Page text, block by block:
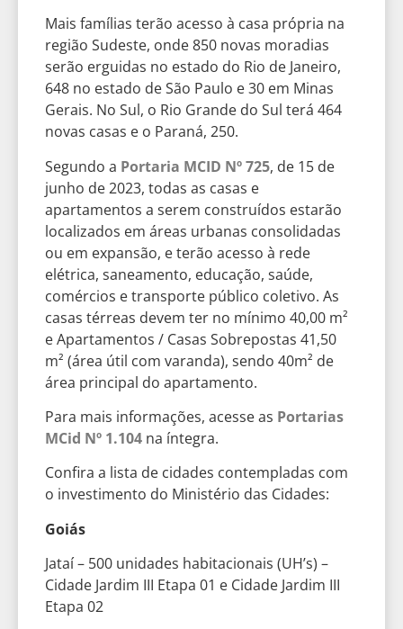
Mais famílias terão acesso à casa própria na
região Sudeste, onde 850 novas moradias
serão erguidas no estado do Rio de Janeiro,
648 no estado de São Paulo e 30 em Minas
Gerais. No Sul, o Rio Grande do Sul terá 464
novas casas e o Paraná, 250.
Segundo a Portaria MCID Nº 725, de 15 de
junho de 2023, todas as casas e
apartamentos a serem construídos estarão
localizados em áreas urbanas consolidadas
ou em expansão, e terão acesso à rede
elétrica, saneamento, educação, saúde,
comércios e transporte público coletivo. As
casas térreas devem ter no mínimo 40,00 m²
e Apartamentos / Casas Sobrepostas 41,50
m² (área útil com varanda), sendo 40m² de
área principal do apartamento.
Para mais informações, acesse as Portarias
MCid Nº 1.104 na íntegra.
Confira a lista de cidades contempladas com
o investimento do Ministério das Cidades:
Goiás
Jataí – 500 unidades habitacionais (UH’s) –
Cidade Jardim III Etapa 01 e Cidade Jardim III
Etapa 02